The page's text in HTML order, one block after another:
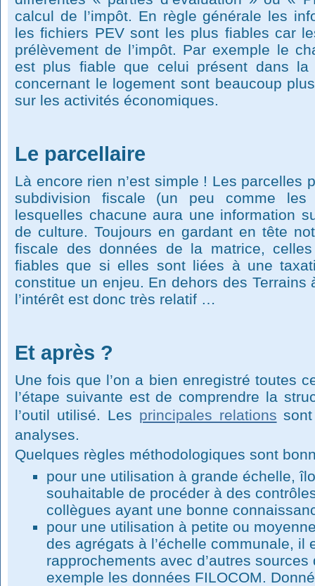
calcul de l’impôt. En règle générale les
les fichiers PEV sont les plus fiables car
prélèvement de l’impôt. Par exemple le
est plus fiable que celui présent dans
concernant le logement sont beaucoup
sur les activités économiques.
Le parcellaire
Là encore rien n’est simple ! Les parcelles
subdivision fiscale (un peu comme
lesquelles chacune aura une information
de culture. Toujours en gardant en tête
fiscale des données de la matrice,
fiables que si elles sont liées à une
constitue un enjeu. En dehors des Terrains
l’intérêt est donc très relatif …
Et après ?
Une fois que l’on a bien enregistré toutes
l’étape suivante est de comprendre la
l’outil utilisé. Les principales relations
analyses.
Quelques règles méthodologiques sont
pour une utilisation à grande échelle,
souhaitable de procéder à des
collègues ayant une bonne
pour une utilisation à petite ou
des agrégats à l’échelle communale, il
rapprochements avec d’autres
exemple les données FILOCOM.